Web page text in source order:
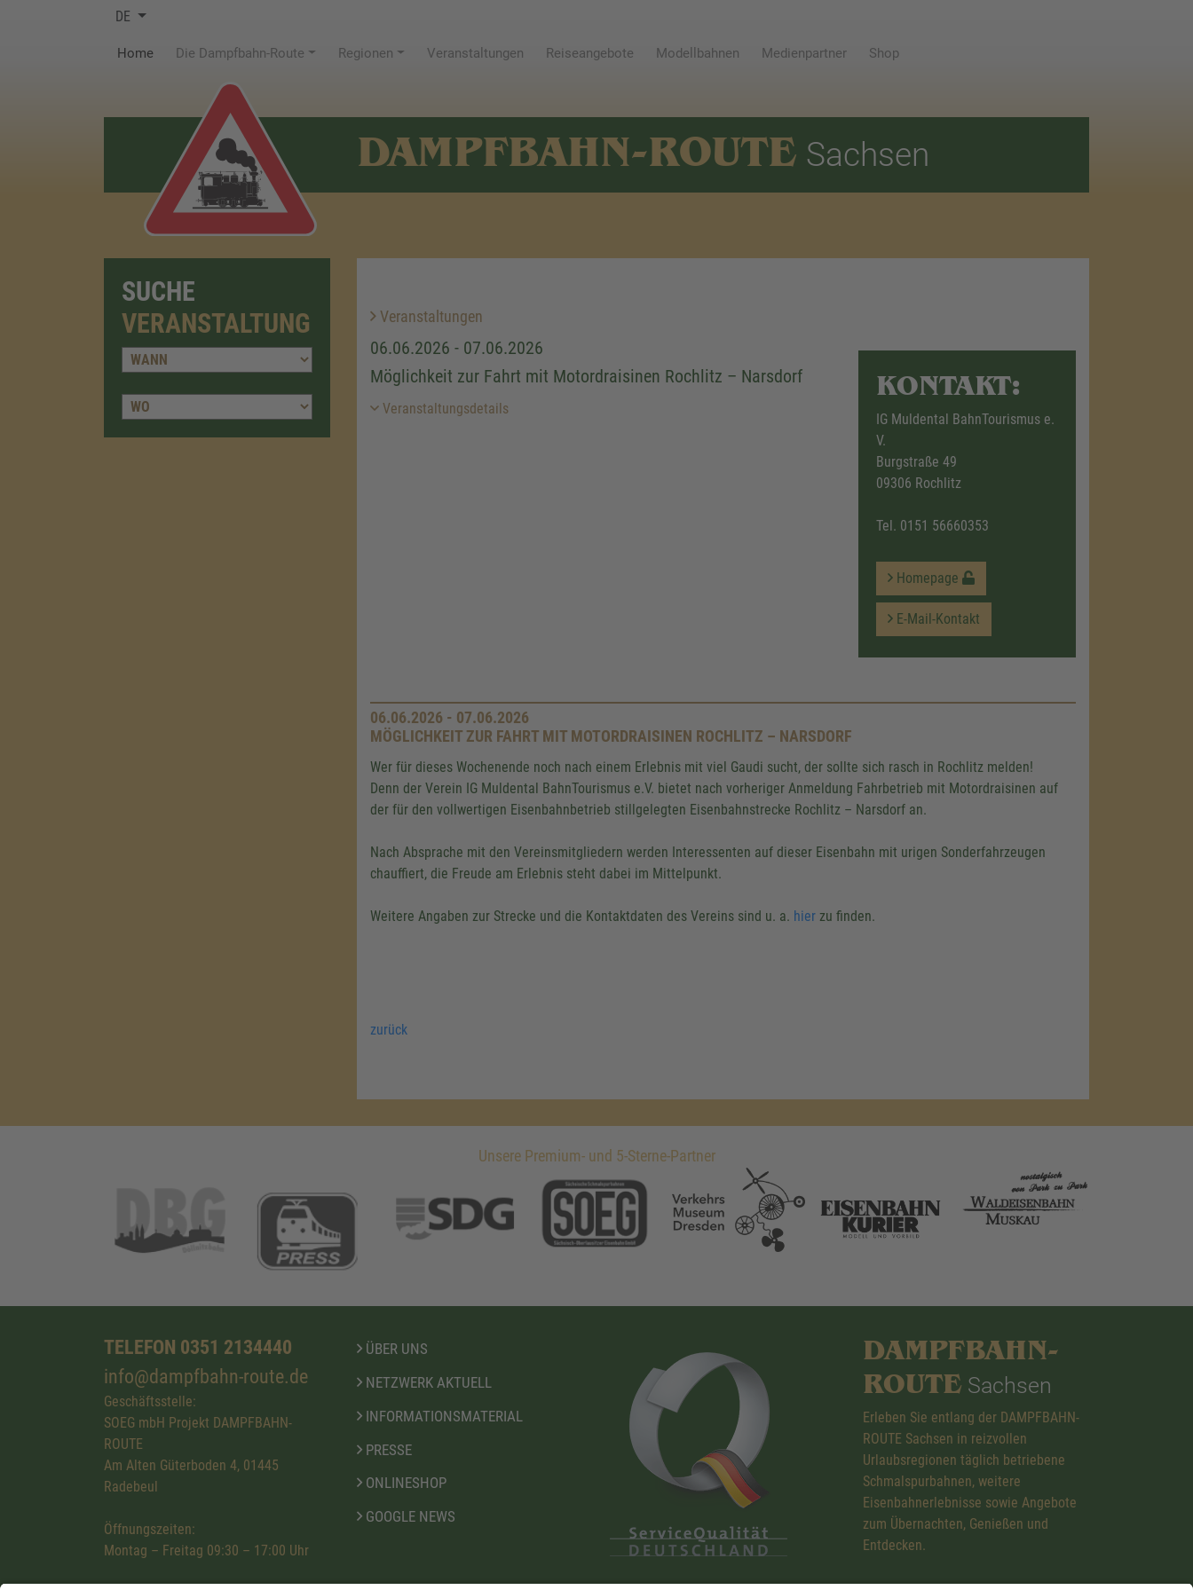
DE
Home(current)Die Dampfbahn-Route Regionen Veranstaltungen Reiseangebote Modellbahnen Medienpartner Shop
DAMPFBAHN-ROUTE Sachsen
SUCHE
VERANSTALTUNG
Veranstaltungen
06.06.2026 - 07.06.2026
Möglichkeit zur Fahrt mit Motordraisinen Rochlitz – Narsdorf
Veranstaltungsdetails
KONTAKT:
IG Muldental BahnTourismus e.
V.
Burgstraße 49
09306 Rochlitz
Tel. 0151 56660353
Homepage
E-Mail-Kontakt
06.06.2026 - 07.06.2026
MÖGLICHKEIT ZUR FAHRT MIT MOTORDRAISINEN ROCHLITZ – NARSDORF
Wer für dieses Wochenende noch nach einem Erlebnis mit viel Gaudi sucht, der sollte sich rasch in Rochlitz melden!
Denn der Verein IG Muldental BahnTourismus e.V. bietet nach vorheriger Anmeldung Fahrbetrieb mit Motordraisinen auf
der für den vollwertigen Eisenbahnbetrieb stillgelegten Eisenbahnstrecke Rochlitz – Narsdorf an.
Nach Absprache mit den Vereinsmitgliedern werden Interessenten auf dieser Eisenbahn mit urigen Sonderfahrzeugen
chauffiert, die Freude am Erlebnis steht dabei im Mittelpunkt.
Weitere Angaben zur Strecke und die Kontaktdaten des Vereins sind u. a. hier zu finden.
zurück
Unsere Premium- und 5-Sterne-Partner
TELEFON 0351 2134440
info@dampfbahn-route.de
Geschäftsstelle:
SOEG mbH Projekt DAMPFBAHN-
ROUTE
Am Alten Güterboden 4, 01445
Radebeul
Öffnungszeiten:
Montag – Freitag 09:30 – 17:00 Uhr
ÜBER UNS
NETZWERK AKTUELL
INFORMATIONSMATERIAL
PRESSE
ONLINESHOP
GOOGLE NEWS
DAMPFBAHN-
ROUTE Sachsen
Erleben Sie entlang der DAMPFBAHN-
ROUTE Sachsen in reizvollen
Urlaubsregionen täglich betriebene
Schmalspurbahnen, weitere
Eisenbahnerlebnisse sowie Angebote
zum Übernachten, Genießen und
Entdecken.